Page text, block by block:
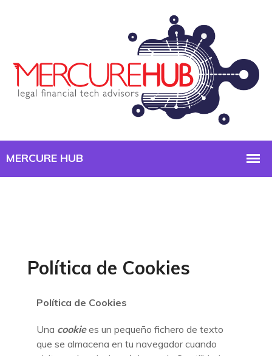
Política de Cookies
Política de Cookies
Una cookiees un pequeño fichero de texto
que se almacena en tu navegador cuando